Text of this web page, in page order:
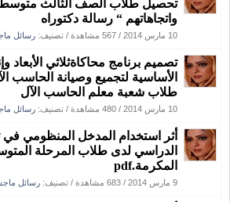
تحصيل طلاب الصف الثالث
واتجاهاتهم “ رسالة دكتوراه
10 مارس 2014 / 567 مشاهدة / تصنيف: رسائل
تصميم برنامج محاكاةثلاثي الأبعاد
الأساسية لتجميع وصيانة الحاسب
طلاب شعبة معلم الحاسب الآل
10 مارس 2014 / 480 مشاهدة / تصنيف: رسائل
أثر استخدام المدخل المنظومي
الدراسي لدى طلاب المرحلة
المكرمة.pdf
9 مارس 2014 / 683 مشاهدة / تصنيف: رسائل